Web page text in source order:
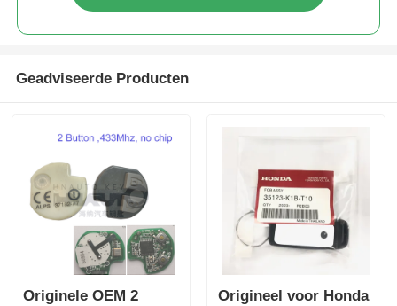
Geadviseerde Producten
Originele OEM 2
Origineel voor Honda